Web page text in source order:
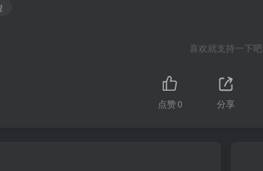
喜欢就支持一下吧
点赞0 分享